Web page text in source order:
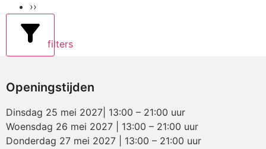
››
filters
Openingstijden
Dinsdag 25 mei 2027| 13:00 – 21:00 uur
Woensdag 26 mei 2027 | 13:00 – 21:00 uur
Donderdag 27 mei 2027 | 13:00 – 21:00 uur